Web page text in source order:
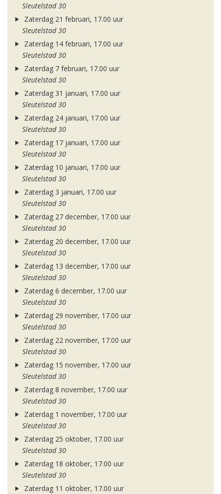
Sleutelstad 30
Zaterdag 21 februari, 17.00 uur
Sleutelstad 30
Zaterdag 14 februari, 17.00 uur
Sleutelstad 30
Zaterdag 7 februari, 17.00 uur
Sleutelstad 30
Zaterdag 31 januari, 17.00 uur
Sleutelstad 30
Zaterdag 24 januari, 17.00 uur
Sleutelstad 30
Zaterdag 17 januari, 17.00 uur
Sleutelstad 30
Zaterdag 10 januari, 17.00 uur
Sleutelstad 30
Zaterdag 3 januari, 17.00 uur
Sleutelstad 30
Zaterdag 27 december, 17.00 uur
Sleutelstad 30
Zaterdag 20 december, 17.00 uur
Sleutelstad 30
Zaterdag 13 december, 17.00 uur
Sleutelstad 30
Zaterdag 6 december, 17.00 uur
Sleutelstad 30
Zaterdag 29 november, 17.00 uur
Sleutelstad 30
Zaterdag 22 november, 17.00 uur
Sleutelstad 30
Zaterdag 15 november, 17.00 uur
Sleutelstad 30
Zaterdag 8 november, 17.00 uur
Sleutelstad 30
Zaterdag 1 november, 17.00 uur
Sleutelstad 30
Zaterdag 25 oktober, 17.00 uur
Sleutelstad 30
Zaterdag 18 oktober, 17.00 uur
Sleutelstad 30
Zaterdag 11 oktober, 17.00 uur